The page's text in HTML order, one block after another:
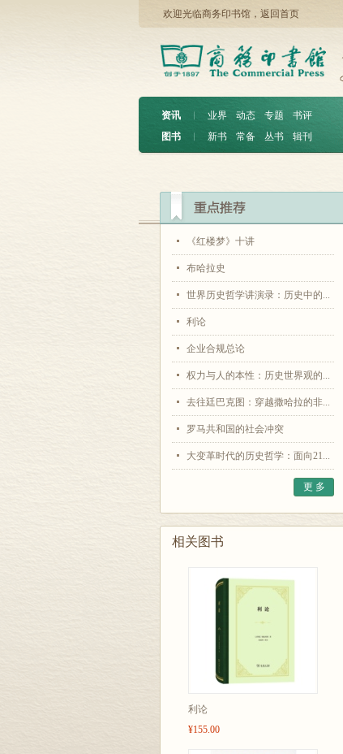
欢迎光临商务印书馆， 返回首页
资讯 ︱ 业界 动态 专题
书评
图书
︱ 新书 常备 丛书 辑刊
《红楼梦》十讲
布哈拉史
世界历史哲学讲演录：历史中的...
利论
企业合规总论
权力与人的本性：历史世界观的...
去往廷巴克图：穿越撒哈拉的非...
罗马共和国的社会冲突
大变革时代的历史哲学：面向21...
更 多
相关图书
利论
¥155.00